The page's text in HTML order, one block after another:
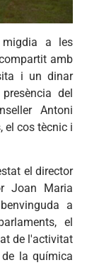
migdia a les
amb
i un dinar
del
Antoni
el cos tècnic i
el director
Joan Maria
a
el
de l'activitat
la química